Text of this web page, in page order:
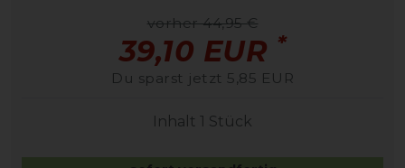
vorher 44,95 €
39,10 EUR *
Du sparst jetzt 5,85 EUR
Inhalt 1 Stück